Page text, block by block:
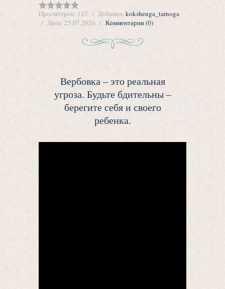
Просмотров: 125 Добавил: kokshenga_tarnoga
Дата: 25.07.2026 Комментарии (0)
Вербовка – это реальная
угроза. Будьте бдительны –
берегите себя и своего
ребенка.